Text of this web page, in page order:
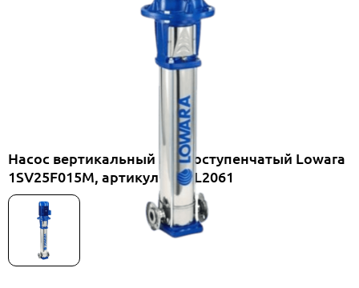
Насос вертикальный многоступенчатый Lowara
1SV25F015M, артикул 1016L2061